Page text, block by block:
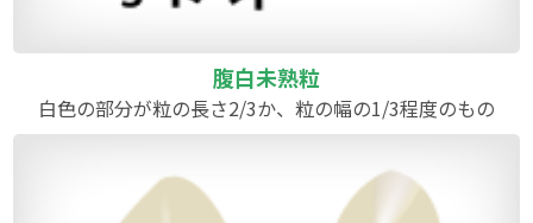
腹白未熟粒
白色の部分が粒の長さ2/3か、粒の幅の1/3程度のもの